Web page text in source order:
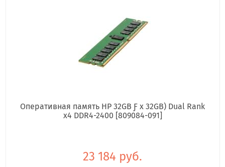
Оперативная память HP 32GB Ƒ x 32GB) Dual Rank
x4 DDR4-2400 [809084-091]
23 184 руб.